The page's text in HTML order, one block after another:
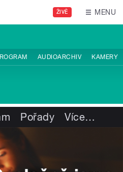
ŽIVĚ MENU
AUDIOARCHIV KAMERY
Pořady Více…